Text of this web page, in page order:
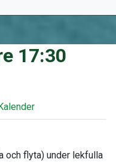
17:30
och flyta) under lekfulla